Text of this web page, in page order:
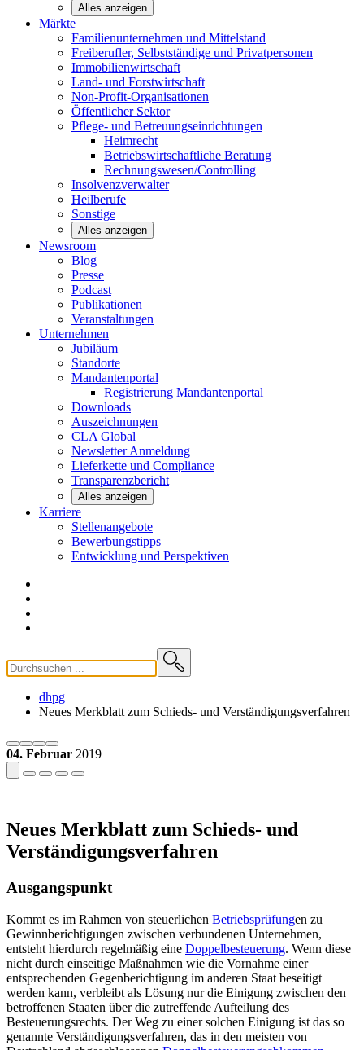
Alles anzeigen
Märkte
Familienunternehmen und Mittelstand
Freiberufler, Selbstständige und Privatpersonen
Immobilienwirtschaft
Land- und Forstwirtschaft
Non-Profit-Organisationen
Öffentlicher Sektor
Pflege- und Betreuungseinrichtungen
Heimrecht
Betriebswirtschaftliche Beratung
Rechnungswesen/Controlling
Insolvenzverwalter
Heilberufe
Sonstige
Alles anzeigen
Newsroom
Blog
Presse
Podcast
Publikationen
Veranstaltungen
Unternehmen
Jubiläum
Standorte
Mandantenportal
Registrierung Mandantenportal
Downloads
Auszeichnungen
CLAGlobal
NewsletterAnmeldung
Lieferkette und Compliance
Transparenzbericht
Alles anzeigen
Karriere
Stellenangebote
Bewerbungstipps
Entwicklung und Perspektiven
dhpg
Neues Merkblatt zum Schieds- und Verständigungsverfahren
04. Februar 2019
Neues Merkblatt zum Schieds- und
Verständigungsverfahren
Ausgangspunkt
Kommt es im Rahmen von steuerlichen Betriebsprüfungen zu
Gewinnberichtigungen zwischen verbundenen Unternehmen,
entsteht hierdurch regelmäßig eine Doppelbesteuerung. Wenn diese
nicht durch einseitige Maßnahmen wie die Vornahme einer
entsprechenden Gegenberichtigung im anderen Staat beseitigt
werden kann, verbleibt als Lösung nur die Einigung zwischen den
betroffenen Staaten über die zutreffende Aufteilung des
Besteuerungsrechts. Der Weg zu einer solchen Einigung ist das so
genannte Verständigungsverfahren, das in den meisten von